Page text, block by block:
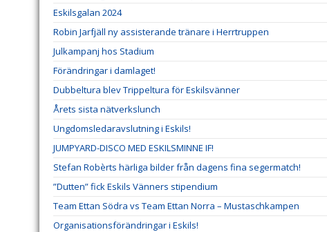
Eskilsgalan 2024
Robin Jarfjäll ny assisterande tränare i Herrtruppen
Julkampanj hos Stadium
Förändringar i damlaget!
Dubbeltura blev Trippeltura för Eskilsvänner
Årets sista nätverkslunch
Ungdomsledaravslutning i Eskils!
JUMPYARD-DISCO MED ESKILSMINNE IF!
Stefan Robèrts härliga bilder från dagens fina segermatch!
”Dutten” fick Eskils Vänners stipendium
Team Ettan Södra vs Team Ettan Norra – Mustaschkampen
Organisationsförändringar i Eskils!